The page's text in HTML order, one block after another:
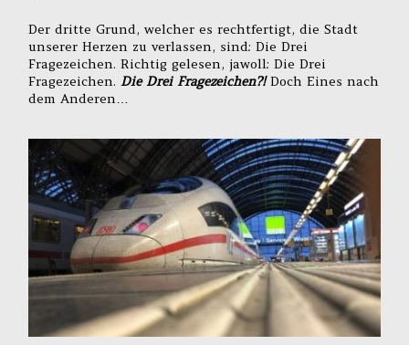
Der dritte Grund, welcher es rechtfertigt, die Stadt
unserer Herzen zu verlassen, sind: Die Drei
Fragezeichen. Richtig gelesen, jawoll: Die Drei
Fragezeichen.Die Drei Fragezeichen?! Doch Eines nach
dem Anderen…